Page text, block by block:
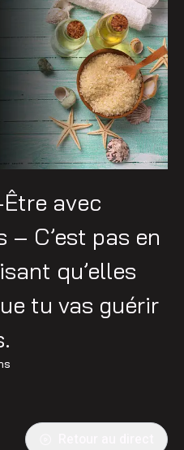
avec
– C’est pas en
qu’elles
tu vas guérir